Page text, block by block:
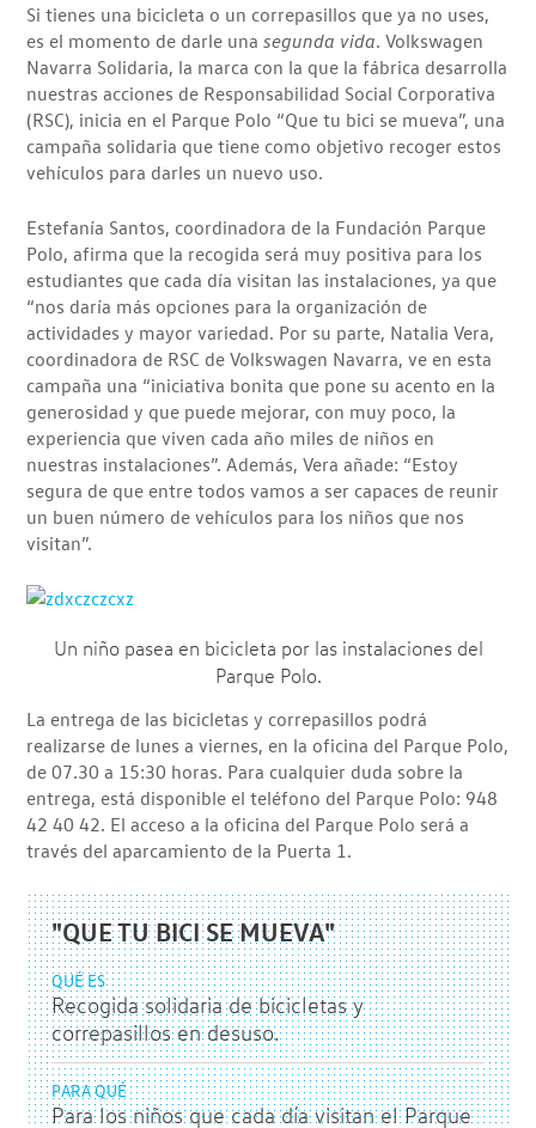
Si tienes una bicicleta o un correpasillos que ya no uses,
es el momento de darle unasegunda vida. Volkswagen
Navarra Solidaria, la marca con la que la fábrica desarrolla
nuestras acciones de Responsabilidad Social Corporativa
(RSC), inicia en el Parque Polo “Que tu bici se mueva”, una
campaña solidaria que tiene como objetivo recoger estos
vehículos para darles un nuevo uso.
Estefanía Santos, coordinadora de la Fundación Parque
Polo, afirma que la recogida será muy positiva para los
estudiantes que cada día visitan las instalaciones, ya que
“nos daría más opciones para la organización de
actividades y mayor variedad. Por su parte, Natalia Vera,
coordinadora de RSC de Volkswagen Navarra, ve en esta
campaña una “iniciativa bonita que pone su acento en la
generosidad y que puede mejorar, con muy poco, la
experiencia que viven cada año miles de niños en
nuestras instalaciones”. Además, Vera añade: “Estoy
segura de que entre todos vamos a ser capaces de reunir
un buen número de vehículos para los niños que nos
visitan”.
Un niño pasea en bicicleta por las instalaciones del
Parque Polo.
La entrega de las bicicletas y correpasillos podrá
realizarse de lunes a viernes, en la oficina del Parque Polo,
de 07.30 a 15:30 horas. Para cualquier duda sobre la
entrega, está disponible el teléfono del Parque Polo: 948
42 40 42. El acceso a la oficina del Parque Polo será a
través del aparcamiento de la Puerta 1.
"QUE TU BICI SE MUEVA"
QUÉ ES
Recogida solidaria de bicicletas y
correpasillos en desuso.
PARA QUÉ
Para los niños que cada día visitan el Parque